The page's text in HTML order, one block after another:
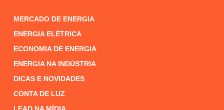
MERCADO DE ENERGIA
ENERGIA ELÉTRICA
ECONOMIA DE ENERGIA
ENERGIA NA INDÚSTRIA
DICAS E NOVIDADES
CONTA DE LUZ